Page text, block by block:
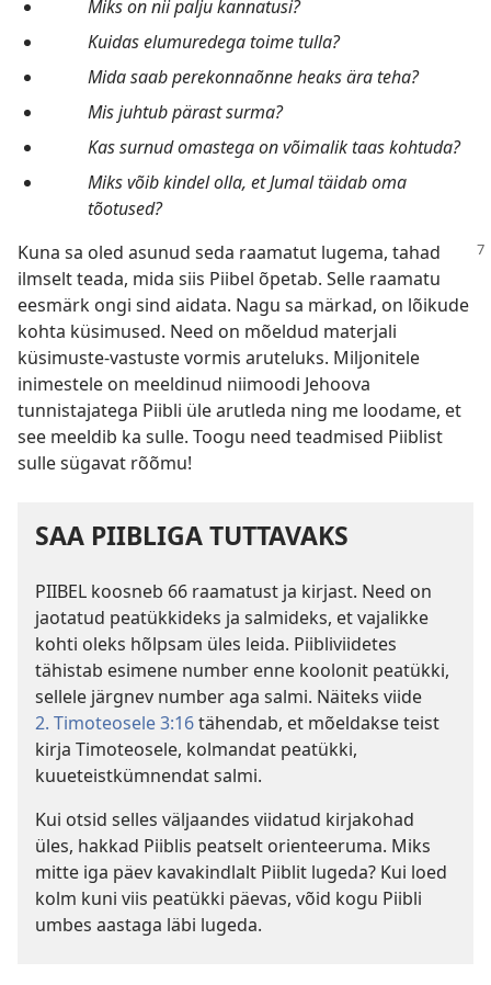
Miks on nii palju kannatusi?
Kuidas elumuredega toime tulla?
Mida saab perekonnaõnne heaks ära teha?
Mis juhtub pärast surma?
Kas surnud omastega on võimalik taas kohtuda?
Miks võib kindel olla, et Jumal täidab oma
tõotused?
Kuna sa oled asunud seda raamatut lugema, tahad
ilmselt teada, mida siis Piibel õpetab. Selle raamatu
eesmärk ongi sind aidata. Nagu sa märkad, on lõikude
kohta küsimused. Need on mõeldud materjali
küsimuste-vastuste vormis aruteluks. Miljonitele
inimestele on meeldinud niimoodi Jehoova
tunnistajatega Piibli üle arutleda ning me loodame, et
see meeldib ka sulle. Toogu need teadmised Piiblist
sulle sügavat rõõmu!
SAA PIIBLIGA TUTTAVAKS
PIIBEL koosneb 66 raamatust ja kirjast. Need on
jaotatud peatükkideks ja salmideks, et vajalikke
kohti oleks hõlpsam üles leida. Piibliviidetes
tähistab esimene number enne koolonit peatükki,
sellele järgnev number aga salmi. Näiteks viide
2. Timoteosele 3:16tähendab, et mõeldakse teist
kirja Timoteosele, kolmandat peatükki,
kuueteistkümnendat salmi.
Kui otsid selles väljaandes viidatud kirjakohad
üles, hakkad Piiblis peatselt orienteeruma. Miks
mitte iga päev kavakindlalt Piiblit lugeda? Kui loed
kolm kuni viis peatükki päevas, võid kogu Piibli
umbes aastaga läbi lugeda.